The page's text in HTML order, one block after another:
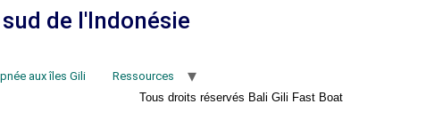
de l'Indonésie
aux îles Gili
Ressources
Tous droits réservés Bali Gili Fast Boat